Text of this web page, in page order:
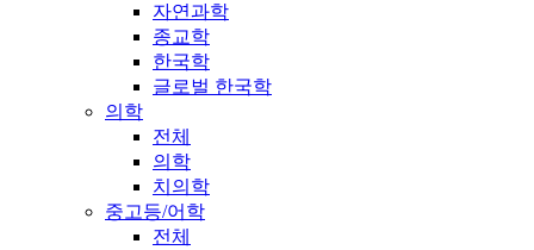
자연과학
종교학
한국학
글로벌 한국학
의학
전체
의학
치의학
중고등/어학
전체